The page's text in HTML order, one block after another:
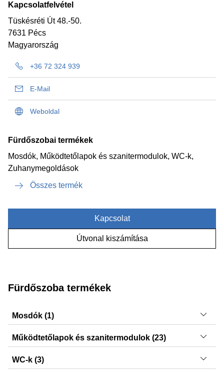
Kapcsolatfelvétel
Tüskésréti Út 48.-50.
7631 Pécs
Magyarország
+36 72 324 939
E-Mail
Weboldal
Fürdőszobai termékek
Mosdók, Működtetőlapok és szanitermodulok, WC-k,
Zuhanymegoldások
Összes termék
Kapcsolat
Útvonal kiszámítása
Fürdőszoba termékek
Mosdók (1)
VariForm
Működtetőlapok és szanitermodulok (23)
Delta30, Delta50, Sigma21, Sigma21, Delta01, Típus 10,
Sigma50, Sigma50, Delta15, Delta20, Sigma20, Sigma20,
WC-k (3)